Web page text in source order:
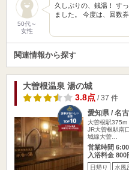
50代～
女性
久しぶりの、銭湯！ す
ました。 今度は、回数
関連情報から探す
大曽根温泉 湯の城
3.8点/ 37 件
愛知県 / 名
大曽根駅375m
JR大曽根駅南
城線大曽…
営業時間
入浴料金 800
日帰り 水風